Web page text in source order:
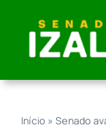
content
Início »Senado